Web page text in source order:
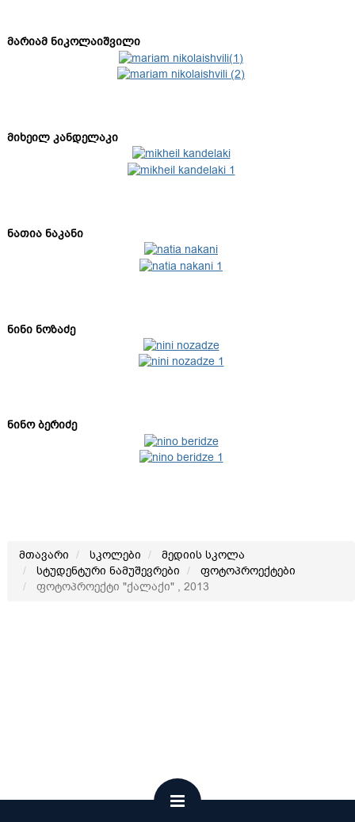
მარიამ ნიკოლაიშვილი
მიხეილ კანდელაკი
ნათია ნაკანი
ნინი ნოზაძე
ნინო ბერიძე
მთავარი სკოლები
მედიის სკოლა
სტუდენტური ნამუშევრები
ფოტოპროექტები
ფოტოპროექტი "ქალაქი" , 2013